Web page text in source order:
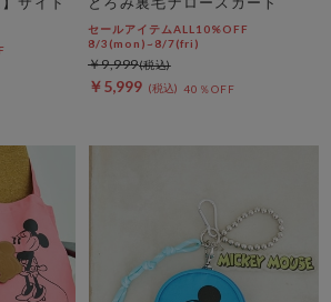
セールアイテムALL10%OFF
8/3(mon)~8/7(fri)
￥5,999 40％OFF
￥9,999